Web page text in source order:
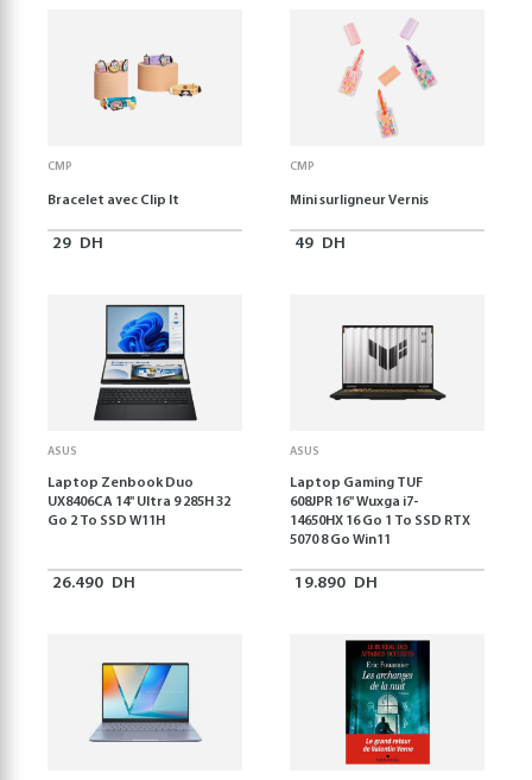
CMP
Bracelet avec Clip It
29 DH
CMP
Mini surligneur Vernis
49 DH
ASUS
Laptop Zenbook Duo
UX8406CA 14'' Ultra 9 285H 32
Go 2 To SSD W11H
26.490 DH
ASUS
Laptop Gaming TUF
608JPR 16'' Wuxga i7-
14650HX 16 Go 1 To SSD RTX
5070 8 Go Win11
19.890 DH